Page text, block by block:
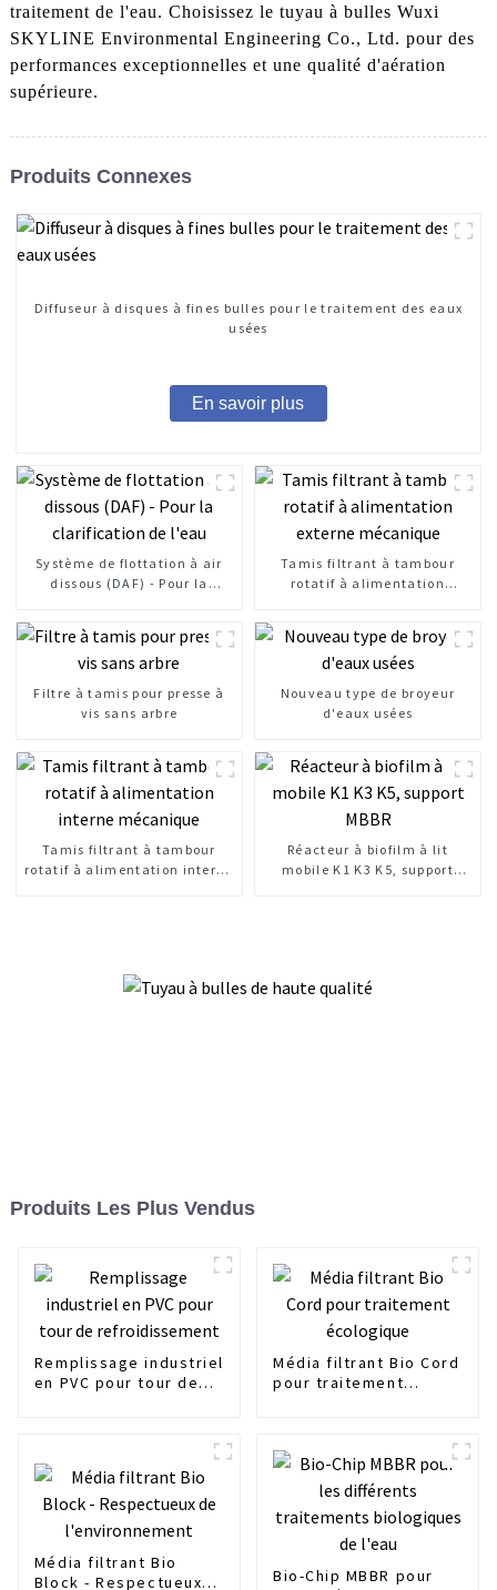
traitement de l'eau. Choisissez le tuyau à bulles Wuxi
SKYLINE Environmental Engineering Co., Ltd. pour des
performances exceptionnelles et une qualité d'aération
supérieure.
Produits Connexes
Diffuseur à disques à fines bulles pour le traitement des eaux
usées
En savoir plus
Système de flottation à air
dissous (DAF) - Pour la
Tamis filtrant à tambour
rotatif à alimentation
Filtre à tamis pour presse à
vis sans arbre
Nouveau type de broyeur
d'eaux usées
Tamis filtrant à tambour
rotatif à alimentation interne
Réacteur à biofilm à lit
mobile K1 K3 K5, support
Produits Les Plus Vendus
Remplissage industriel
en PVC pour tour de
Média filtrant Bio Cord
pour traitement
Média filtrant Bio
Block - Respectueux
Bio-Chip MBBR pour